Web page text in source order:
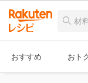
おすすめ おト